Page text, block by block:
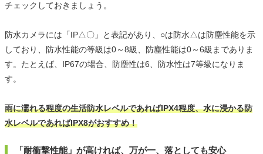
チェックしておきましょう。
防水カメラには「IP△〇」と表記があり、○は防水△は防塵性能を示
しており、防水性能の等級は0～8級、防塵性能は0～6級までありま
す。たとえば、IP67の場合、防塵性は6、防水性は7等級になりま
す。
雨に濡れる程度の生活防水レベルであればIPX4程度、水に浸かる防
水レベルであればIPX8がおすすめ！
「耐衝撃性能」が高ければ、万が一、落としても安心